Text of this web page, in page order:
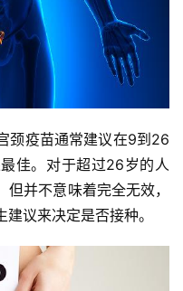
颈疫苗通常建议在9到26
佳。对于超过26岁的人
并不意味着完全无效，
议来决定是否接种。